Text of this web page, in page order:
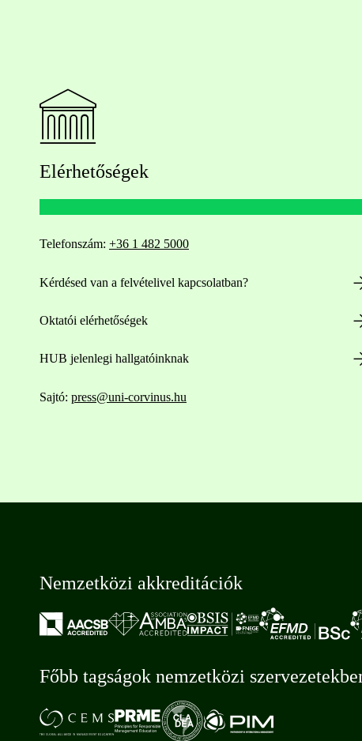
Elérhetőségek
Telefonszám: +36 1 482 5000
Kérdésed van a felvételivel kapcsolatban?
Oktatói elérhetőségek
HUB jelenlegi hallgatóinknak
Sajtó: press@uni-corvinus.hu
Nemzetközi akkreditációk
Főbb tagságok nemzetközi